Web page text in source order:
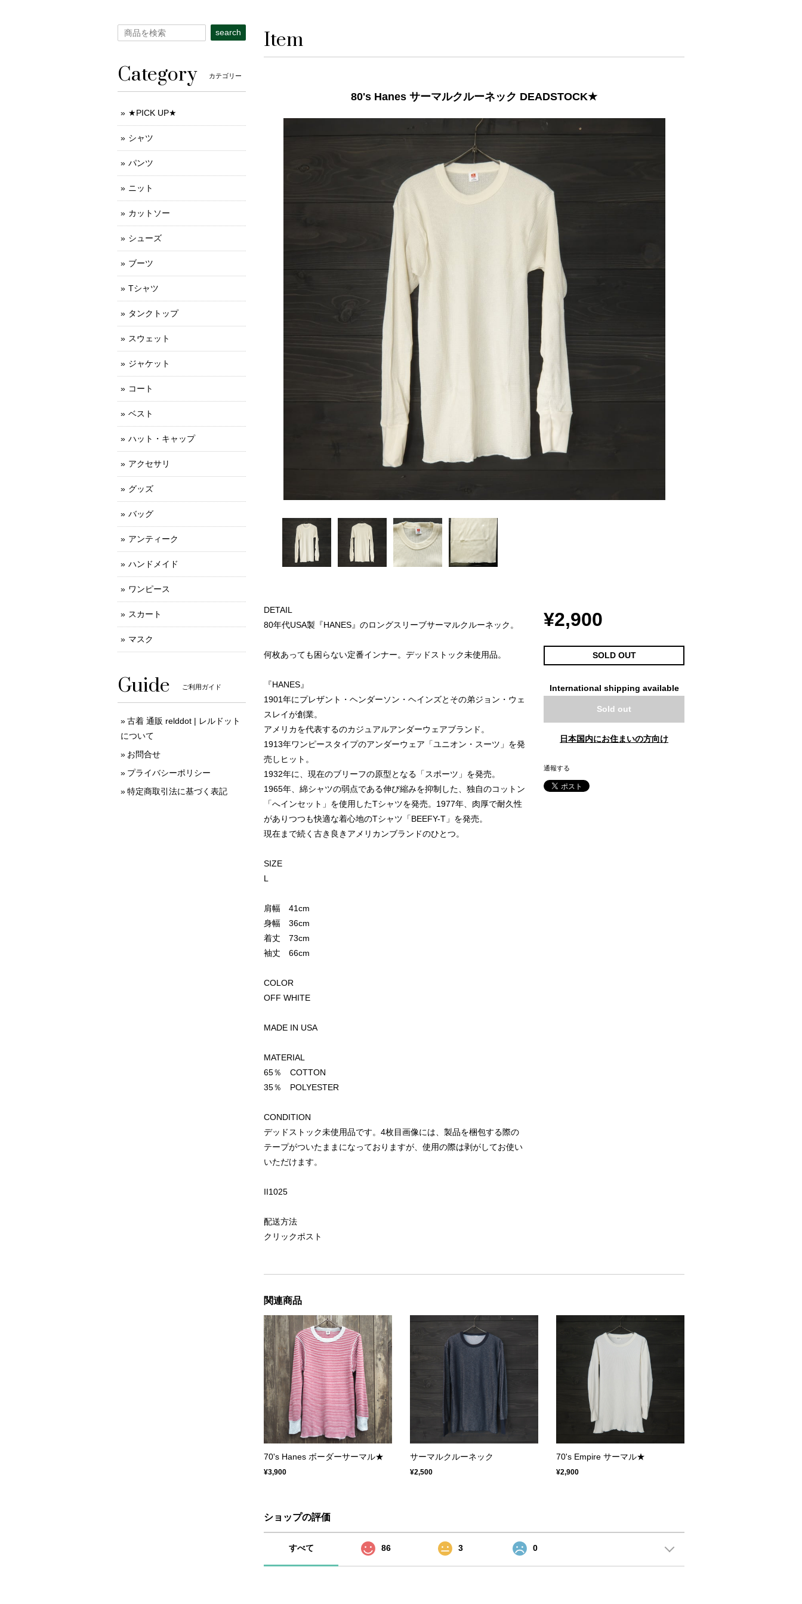
Item
80's Hanes サーマルクルーネック DEADSTOCK★
DETAIL
80年代USA製『HANES』のロングスリーブサーマルクルーネック。
何枚あっても困らない定番インナー。デッドストック未使用品。
『HANES』
1901年にプレザント・ヘンダーソン・ヘインズとその弟ジョン・ウェ
スレイが創業。
アメリカを代表するのカジュアルアンダーウェアブランド。
1913年ワンピースタイプのアンダーウェア「ユニオン・スーツ」を発
売しヒット。
1932年に、現在のブリーフの原型となる「スポーツ」を発売。
1965年、綿シャツの弱点である伸び縮みを抑制した、独自のコットン
「へインセット」を使用したTシャツを発売。1977年、肉厚で耐久性
がありつつも快適な着心地のTシャツ「BEEFY-T」を発売。
現在まで続く古き良きアメリカンブランドのひとつ。
SIZE
L
肩幅 41cm
身幅 36cm
着丈 73cm
袖丈 66cm
COLOR
OFF WHITE
MADE IN USA
MATERIAL
65％ COTTON
35％ POLYESTER
CONDITION
デッドストック未使用品です。4枚目画像には、製品を梱包する際の
テープがついたままになっておりますが、使用の際は剥がしてお使い
いただけます。
II1025
配送方法
クリックポスト
¥2,900
SOLD OUT
International shipping available
Sold out
日本国内にお住まいの方向け
通報する
関連商品
70's Hanes ボーダーサーマル★
¥3,900
サーマルクルーネック
¥2,500
70's Empire サーマル★
¥2,900
ショップの評価
すべて 86 3 0
search
Category カテゴリー
★PICK UP★
シャツ
パンツ
ニット
カットソー
シューズ
ブーツ
Tシャツ
タンクトップ
スウェット
ジャケット
コート
ベスト
ハット・キャップ
アクセサリ
グッズ
バッグ
アンティーク
ハンドメイド
ワンピース
スカート
マスク
Guide ご利用ガイド
古着 通販 relddot | レルドット
について
お問合せ
プライバシーポリシー
特定商取引法に基づく表記